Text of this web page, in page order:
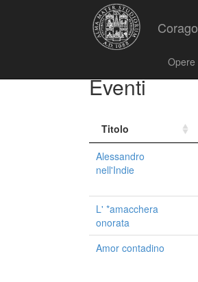
Corago
Opere
Eventi
Titolo
Alessandro
nell'Indie
L' *amacchera
onorata
Amor contadino